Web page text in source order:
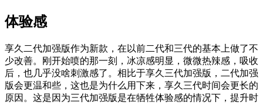
体验感
享久二代加强版作为新款，在以前二代和三代的基本上做了不
少改善​。刚开始喷的那一刻，冰凉感明显，微微热辣感，吸收
后，也几乎没啥​刺激感了。相比于享久三代加强版，二代加强
版会更温和些，这也是为什么用下来，享久三代时间会更长的
原因​。这是因为三代加强版是在牺牲​体验感的情况下，提升时